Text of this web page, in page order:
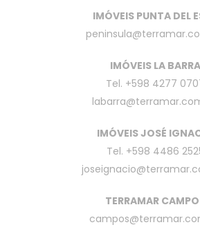
IMÓVEIS PUNTA DEL
IMÓVEIS LA BARRA
Tel. +598 4277
IMÓVEIS JOSÉ
Tel. +598 4486
TERRAMAR